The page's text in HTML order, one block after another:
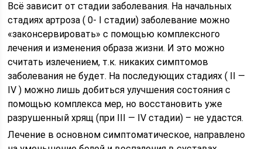
Всё зависит от стадии заболевания. На начальных
стадиях артроза ( 0- I стадии) заболевание можно
«законсервировать» с помощью комплексного
лечения и изменения образа жизни. И это можно
считать излечением, т.к. никаких симптомов
заболевания не будет. На последующих стадиях ( II —
IV ) можно лишь добиться улучшения состояния с
помощью комплекса мер, но восстановить уже
разрушенный хрящ (при III — IV стадии) – не удастся.
Лечение в основном симптоматическое, направлено